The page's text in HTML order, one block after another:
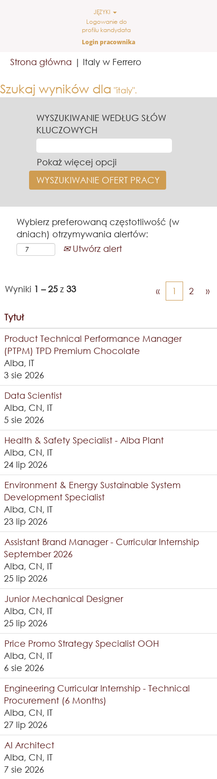
JĘZYKI
Logowanie do
profilu kandydata
Login pracownika
Strona główna | Italy w Ferrero
Szukaj wyników dla "italy".
WYSZUKIWANIE WEDŁUG SŁÓW
KLUCZOWYCH
Pokaż więcej opcji
Wybierz preferowaną częstotliwość (w
dniach) otrzymywania alertów:
Utwórz alert
Wyniki 1 – 25 z 33 « 1 2 »
Tytuł
Product Technical Performance Manager
(PTPM) TPD Premium Chocolate
Alba, IT
3 sie 2026
Data Scientist
Alba, CN, IT
5 sie 2026
Health & Safety Specialist - Alba Plant
Alba, CN, IT
24 lip 2026
Environment & Energy Sustainable System
Development Specialist
Alba, CN, IT
23 lip 2026
Assistant Brand Manager - Curricular Internship
September 2026
Alba, CN, IT
25 lip 2026
Junior Mechanical Designer
Alba, CN, IT
25 lip 2026
Price Promo Strategy Specialist OOH
Alba, CN, IT
6 sie 2026
Engineering Curricular Internship - Technical
Procurement (6 Months)
Alba, CN, IT
27 lip 2026
AI Architect
Alba, CN, IT
7 sie 2026